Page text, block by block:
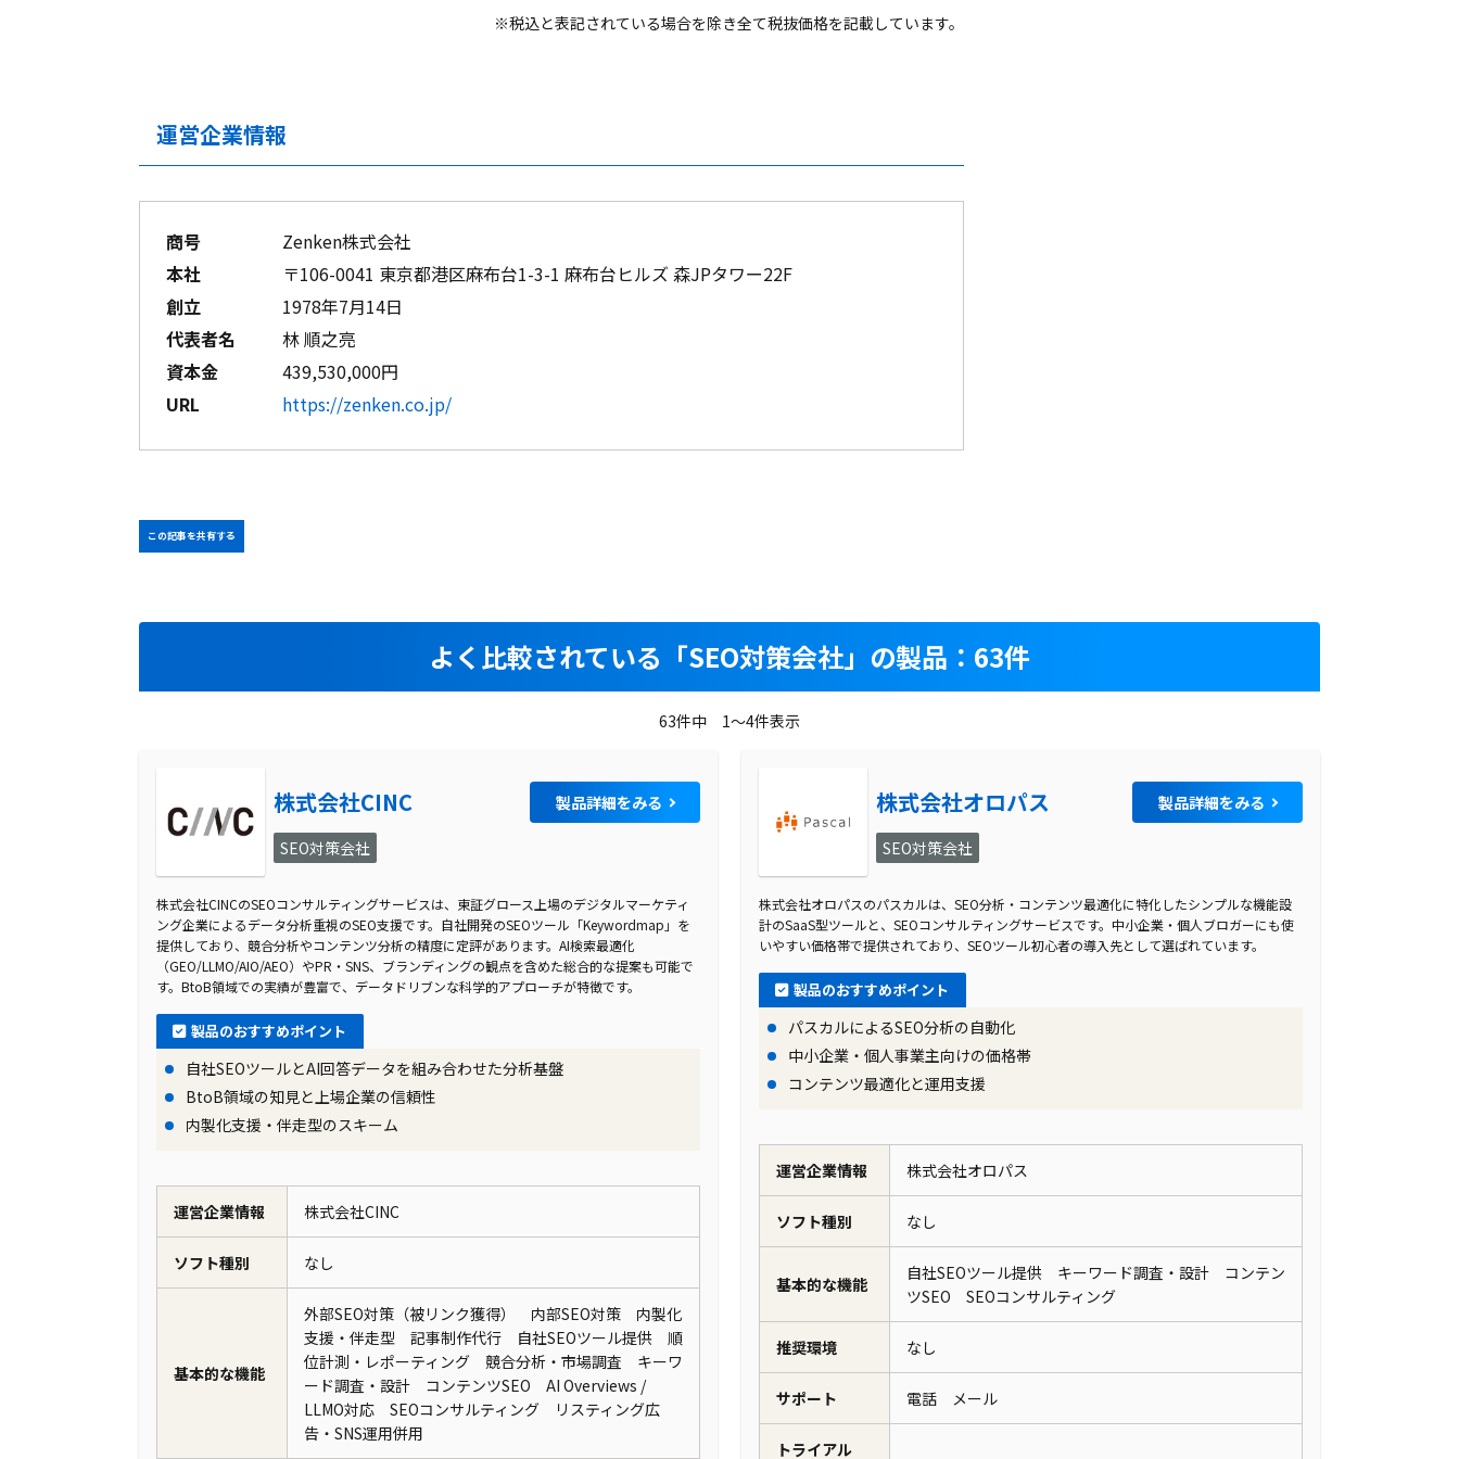
※税込と表記されている場合を除き全て税抜価格を記載しています。
運営企業情報
商号
Zenken株式会社
本社
〒106-0041 東京都港区麻布台1-3-1 麻布台ヒルズ 森JPタワー22F
創立
1978年7月14日
代表者名
林 順之亮
資本金
439,530,000円
URL
https://zenken.co.jp/
この記事を共有する
よく比較されている 「SEO対策会社」の製品：63件
63件中 1～4件表示
株式会社CINC 製品詳細をみる
SEO対策会社
株式会社CINCのSEOコンサルティングサービスは、東証グロース上場のデジタルマーケティ
ング企業によるデータ分析重視のSEO支援です。自社開発のSEOツール「Keywordmap」を
提供しており、競合分析やコンテンツ分析の精度に定評があります。AI検索最適化
（GEO/LLMO/AIO/AEO）やPR・SNS、ブランディングの観点を含めた総合的な提案も可能で
す。BtoB領域での実績が豊富で、データドリブンな科学的アプローチが特徴です。
製品のおすすめポイント
自社SEOツールとAI回答データを組み合わせた分析基盤
BtoB領域の知見と上場企業の信頼性
内製化支援・伴走型のスキーム
運営企業情報 株式会社CINC
ソフト種別 なし
基本的な機能
外部SEO対策（被リンク獲得） 内部SEO対策 内製化
支援・伴走型 記事制作代行 自社SEOツール提供 順
位計測・レポーティング 競合分析・市場調査 キーワ
ード調査・設計 コンテンツSEO AI Overviews /
LLMO対応 SEOコンサルティング リスティング広
告・SNS運用併用
株式会社オロパス 製品詳細をみる
SEO対策会社
株式会社オロパスのパスカルは、SEO分析・コンテンツ最適化に特化したシンプルな機能設
計のSaaS型ツールと、SEOコンサルティングサービスです。中小企業・個人ブロガーにも使
いやすい価格帯で提供されており、SEOツール初心者の導入先として選ばれています。
製品のおすすめポイント
パスカルによるSEO分析の自動化
中小企業・個人事業主向けの価格帯
コンテンツ最適化と運用支援
運営企業情報 株式会社オロパス
ソフト種別 なし
基本的な機能
自社SEOツール提供 キーワード調査・設計 コンテン
ツSEO SEOコンサルティング
推奨環境 なし
サポート 電話 メール
トライアル